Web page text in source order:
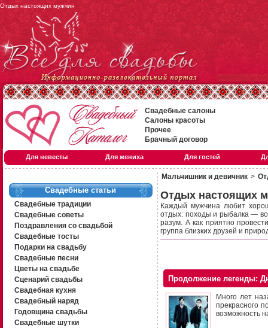
Отдых настоящих мужчин
Свадебные салоны
Салоны красоты
Прочее
Брачный договор
Для невесты Для жениха Для гостей
Свадебные статьи
Свадебные традиции
Свадебные советы
Поздравления со свадьбой
Свадебные тосты
Подарки на свадьбу
Свадебные песни
Цветы на свадьбе
Сценарий свадьбы
Свадебная кухня
Свадебный наряд
Годовщина свадьбы
Свадебные шутки
Мальчишник и девичник >
Отдых настоящих
Каждый мужчина любит
отдых: походы и рыбалка —
разум. А как приятно
группа близких друзей и
Продолжение легенды:
Много лет
прекрасного
возможность